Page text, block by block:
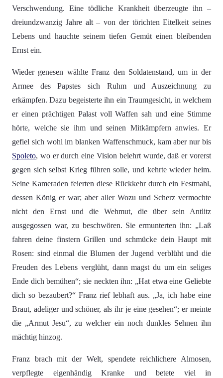
Verschwendung. Eine tödliche Krankheit überzeugte ihn –
dreiundzwanzig Jahre alt – von der törichten Eitelkeit seines
Lebens und hauchte seinem tiefen Gemüt einen bleibenden
Ernst ein.
Wieder genesen wählte Franz den Soldatenstand, um in der
Armee des Papstes sich Ruhm und Auszeichnung zu
erkämpfen. Dazu begeisterte ihn ein Traumgesicht, in welchem
er einen prächtigen Palast voll Waffen sah und eine Stimme
hörte, welche sie ihm und seinen Mitkämpfern anwies. Er
gefiel sich wohl im blanken Waffenschmuck, kam aber nur bis
Spoleto, wo er durch eine Vision belehrt wurde, daß er vorerst
gegen sich selbst Krieg führen solle, und kehrte wieder heim.
Seine Kameraden feierten diese Rückkehr durch ein Festmahl,
dessen König er war; aber aller Wozu und Scherz vermochte
nicht den Ernst und die Wehmut, die über sein Antlitz
ausgegossen war, zu beschwören. Sie ermunterten ihn: „Laß
fahren deine finstern Grillen und schmücke dein Haupt mit
Rosen: sind einmal die Blumen der Jugend verblüht und die
Freuden des Lebens verglüht, dann magst du um ein seliges
Ende dich bemühen“; sie neckten ihn: „Hat etwa eine Geliebte
dich so bezaubert?“ Franz rief lebhaft aus. „Ja, ich habe eine
Braut, adeliger und schöner, als ihr je eine gesehen“; er meinte
die „Armut Jesu“, zu welcher ein noch dunkles Sehnen ihn
mächtig hinzog.
Franz brach mit der Welt, spendete reichlichere Almosen,
verpflegte eigenhändig Kranke und betete viel in